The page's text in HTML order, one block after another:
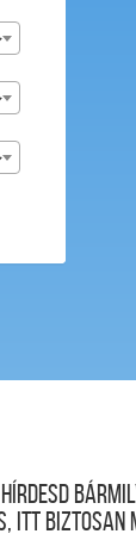
hírdesd
itt biztosan